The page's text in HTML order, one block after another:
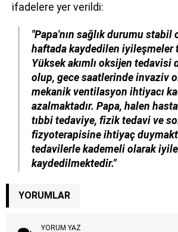
ifadelere yer verildi:
"Papa'nın sağlık durumu stabil
haftada kaydedilen iyileşmeler
Yüksek akımlı oksijen tedavisi
olup, gece saatlerinde invaziv
mekanik ventilasyon ihtiyacı
azalmaktadır. Papa, halen
tıbbi tedaviye, fizik tedavi ve
fizyoterapisine ihtiyaç
tedavilerle kademeli olarak
kaydedilmektedir."
YORUMLAR
YORUM YAZ